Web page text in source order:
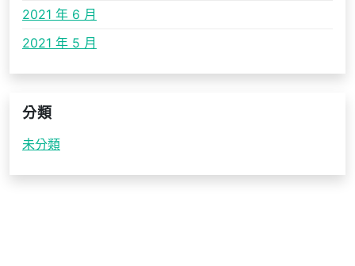
2021 年 6 月
2021 年 5 月
分類
未分類